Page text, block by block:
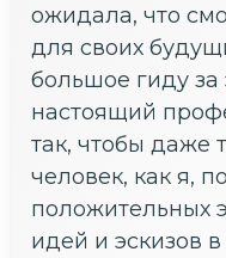
ожидала, что
для своих
большое гиду за
настоящий
так, чтобы даже
человек, как я,
положительных
идей и эскизов